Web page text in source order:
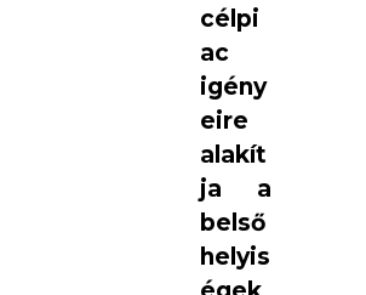
célpi
ac
igény
eire
alakít
ja a
belső
helyis